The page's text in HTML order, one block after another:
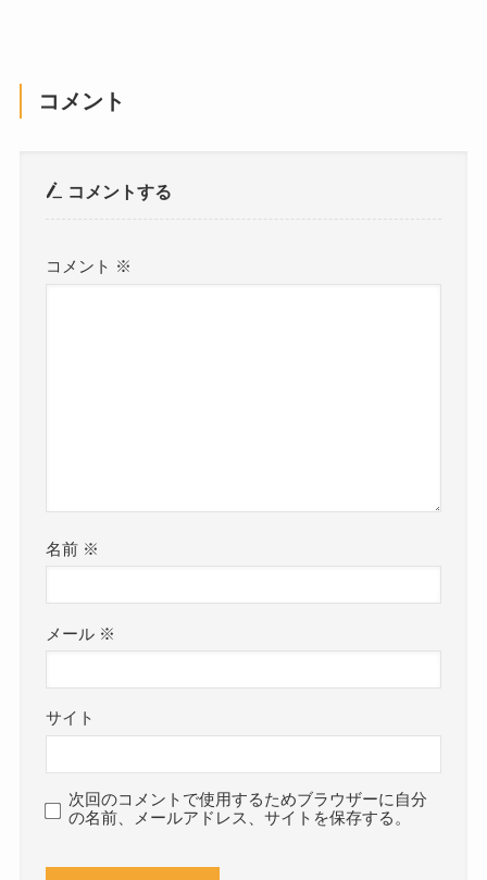
コメント
コメントする
コメント ※
名前 ※
メール ※
サイト
次回のコメントで使用するためブラウザーに自分
の名前、メールアドレス、サイトを保存する。